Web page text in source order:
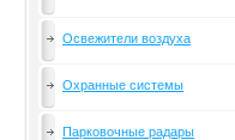
Освежители воздуха
Охранные системы
Парковочные радары